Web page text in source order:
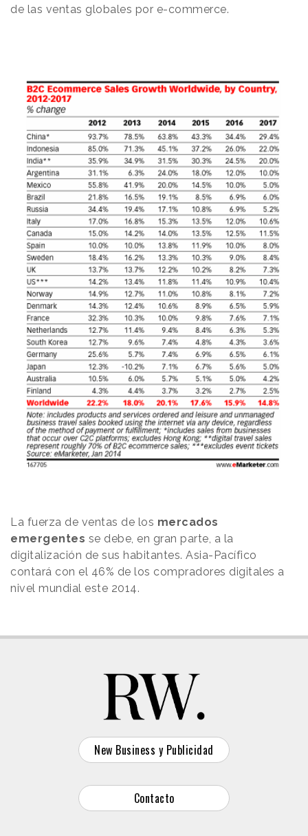
de las ventas globales por e-commerce.
La fuerza de ventas de los mercados
emergentes se debe, en gran parte, a la
digitalización de sus habitantes. Asia-Pacífico
contará con el 46% de los compradores digitales a
nivel mundial este 2014.
New Business y Publicidad
Contacto